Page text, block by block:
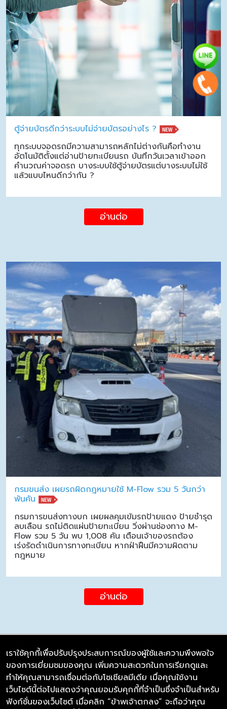
ตู้จ่ายบัตรดีกว่าระบบไม่จ่ายบัตรอย่างไร ?
ทุกระบบจอดรถมีความสามารถหลักไม่ต่างกันคือทำงาน
อัตโนมัติตั้งแต่อ่านป้ายทะเบียนรถ บันทึกวันเวลาเข้าออก
คำนวณค่าจอดรถ บางระบบใช้ตู้จ่ายบัตรแต่บางระบบไม่ใช้
แล้วแบบไหนดีกว่ากัน ?
อ่านต่อ
กรมขนส่ง เผยรถผิดกฎหมายใช้ M-Flow รวม 5 วันกว่า
พันคัน
กรมการขนส่งทางบก เผยผลคุมเข้มรถป้ายแดง ป้ายชำรุด
ลบเลือน รถไม่ติดแผ่นป้ายทะเบียน วิ่งผ่านช่องทาง M-
Flow รวม 5 วัน พบ 1,008 คัน เตือนเจ้าของรถต้อง
เร่งรัดดำเนินการทางทะเบียน หากฝ่าฝืนมีความผิดตาม
กฎหมาย
อ่านต่อ
บริษัท ซิมลิงค์ จำกัด
98/226 Bangrakyai-Baanmai Road,
Bangyai, Nonthaburi 11140
เราใช้คุกกี้เพื่อปรับปรุงประสบการณ์ของผู้ใช้และความพึงพอใจ
ของการเยี่ยมชมของคุณ เพิ่มความสะดวกในการเรียกดูและ
ทำให้คุณสามารถเชื่อมต่อกับโซเชียลมีเดีย เมื่อคุณใช้งาน
เว็บไซต์นี้ต่อไปแสดงว่าคุณยอมรับคุกกี้ที่จำเป็นซึ่งจำเป็นสำหรับ
ฟังก์ชั่นของเว็บไซต์ เมื่อคลิก “ข้าพเจ้าตกลง” จะถือว่าคุณ